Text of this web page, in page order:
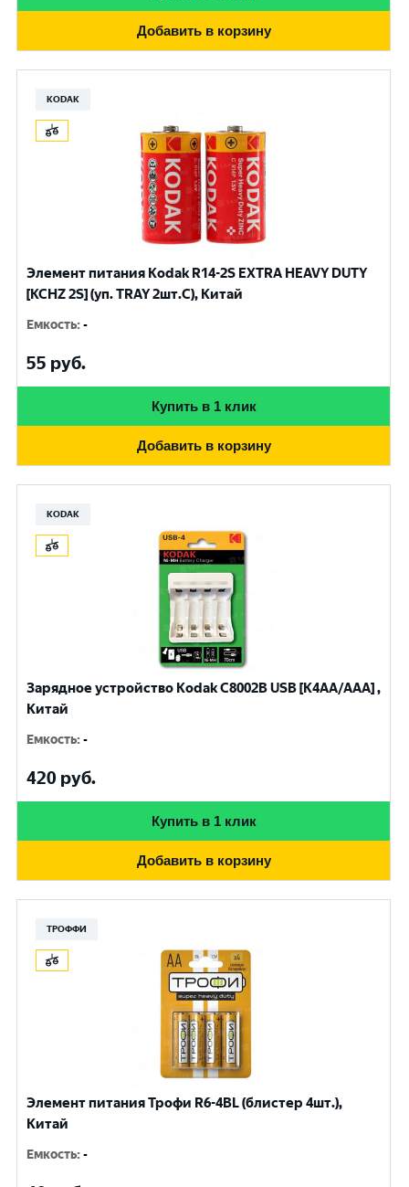
Добавить в корзину
KODAK
Элемент питания Kodak R14-2S EXTRA HEAVY DUTY
[KCHZ 2S] (уп. TRAY 2шт.C), Китай
Емкость:-
55 руб.
Купить в 1 клик
Добавить в корзину
KODAK
Зарядное устройство Kodak С8002B USB [K4AA/AAA] ,
Китай
Емкость:-
420 руб.
Купить в 1 клик
Добавить в корзину
ТРОФФИ
Элемент питания Трофи R6-4BL (блистер 4шт.),
Китай
Емкость:-